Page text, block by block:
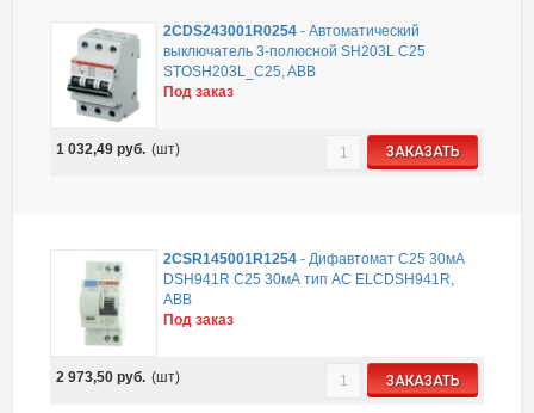
2CDS243001R0254- Автоматический
выключатель 3-полюсной SH203L C25
STOSH203L_C25, ABB
Под заказ
1 032,49 руб. (шт) ЗАКАЗАТЬ
2CSR145001R1254- Дифавтомат C25 30мА
DSH941R C25 30мА тип АС ELCDSH941R,
ABB
Под заказ
2 973,50 руб. (шт) ЗАКАЗАТЬ